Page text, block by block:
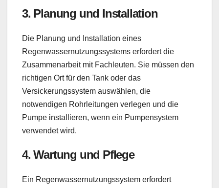
3. Planung und Installation
Die Planung und Installation eines
Regenwassernutzungssystems erfordert die
Zusammenarbeit mit Fachleuten. Sie müssen den
richtigen Ort für den Tank oder das
Versickerungssystem auswählen, die
notwendigen Rohrleitungen verlegen und die
Pumpe installieren, wenn ein Pumpensystem
verwendet wird.
4.Wartung und Pflege
Ein Regenwassernutzungssystem erfordert